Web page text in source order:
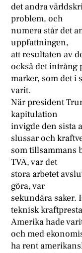
det andra
problem, och
numera står det
uppfattningen,
att resultaten av
också det intrång
marker, som det i
varit.
När president
kapitulation
invigde den sista
slussar och
som tillsammans
TVA, var det
stora arbetet
göra, var
sekundära saker.
teknisk
Amerika hade
och med
ha rent